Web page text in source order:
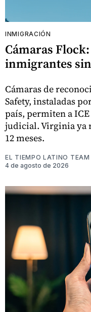
INMIGRACIÓN
Cámaras
inmigrantes
Cámaras de
Safety, instaladas
país, permiten a
judicial. Virginia ya
12 meses.
EL TIEMPO LATINO TEAM
4 de agosto de 2026